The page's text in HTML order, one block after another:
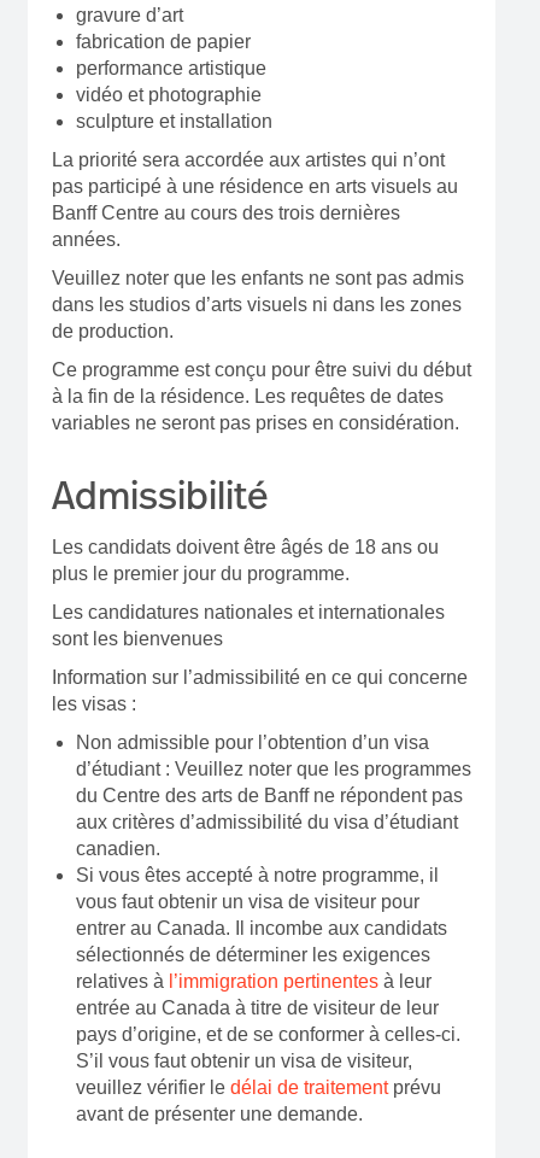
gravure d’art
fabrication de papier
performance artistique
vidéo et photographie
sculpture et installation
La priorité sera accordée aux artistes qui n’ont
pas participé à une résidence en arts visuels au
Banff Centre au cours des trois dernières
années.
Veuillez noter que les enfants ne sont pas admis
dans les studios d’arts visuels ni dans les zones
de production.
Ce programme est conçu pour être suivi du début
à la fin de la résidence. Les requêtes de dates
variables ne seront pas prises en considération.
Admissibilité
Les candidats doivent être âgés de 18 ans ou
plus le premier jour du programme.
Les candidatures nationales et internationales
sont les bienvenues
Information sur l’admissibilité en ce qui concerne
les visas :
Non admissible pour l’obtention d’un visa
d’étudiant : Veuillez noter que les programmes
du Centre des arts de Banff ne répondent pas
aux critères d’admissibilité du visa d’étudiant
canadien.
Si vous êtes accepté à notre programme, il
vous faut obtenir un visa de visiteur pour
entrer au Canada. Il incombe aux candidats
sélectionnés de déterminer les exigences
relatives à l’immigration pertinentesà leur
entrée au Canada à titre de visiteur de leur
pays d’origine, et de se conformer à celles-ci.
S’il vous faut obtenir un visa de visiteur,
veuillez vérifier le délai de traitementprévu
avant de présenter une demande.